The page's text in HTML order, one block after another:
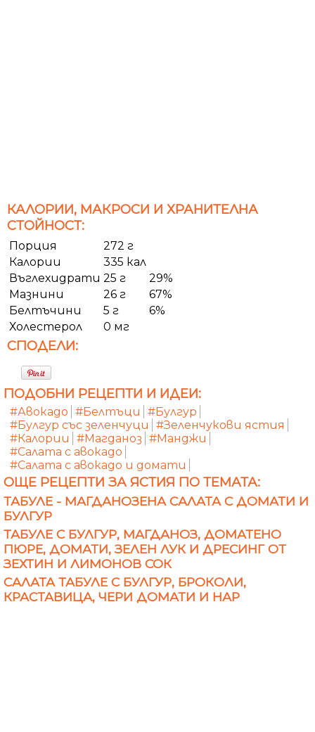
КАЛОРИИ, МАКРОСИ И ХРАНИТЕЛНА
СТОЙНОСТ:
Порция
272 г
Калории
335 кал
Въглехидрати 25 г
29%
Мазнини
26 г
67%
Белтъчини
5 г
6%
Холестерол
0 мг
СПОДЕЛИ:
ПОДОБНИ РЕЦЕПТИ И ИДЕИ:
#Авокадо #Белтъци
#Булгур
#Булгур със зеленчуци
#Зеленчукови ястия
#Калории
#Магданоз #Манджи
#Салата с авокадо
#Салата с авокадо и домати
ОЩЕ РЕЦЕПТИ ЗА ЯСТИЯ ПО ТЕМАТА:
ТАБУЛЕ - МАГДАНОЗЕНА САЛАТА С ДОМАТИ И
БУЛГУР
ТАБУЛЕ С БУЛГУР, МАГДАНОЗ, ДОМАТЕНО
ПЮРЕ, ДОМАТИ, ЗЕЛЕН ЛУК И ДРЕСИНГ ОТ
ЗЕХТИН И ЛИМОНОВ СОК
САЛАТА ТАБУЛЕ С БУЛГУР, БРОКОЛИ,
КРАСТАВИЦА, ЧЕРИ ДОМАТИ И НАР